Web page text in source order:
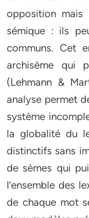
opposition mais
sémique : ils
communs. Cet
archisème qui
(Lehmann &
analyse permet
système
la globalité du
distinctifs sans
de sèmes qui
l’ensemble des
de chaque mot